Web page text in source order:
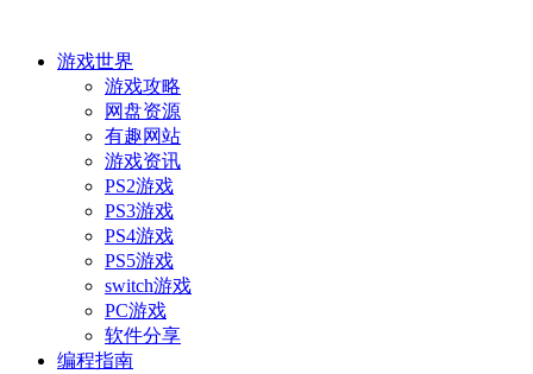
游戏世界
游戏攻略
网盘资源
有趣网站
游戏资讯
PS2游戏
PS3游戏
PS4游戏
PS5游戏
switch游戏
PC游戏
软件分享
编程指南